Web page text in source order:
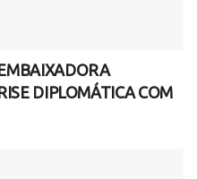
DIPLOMÁTICA COM